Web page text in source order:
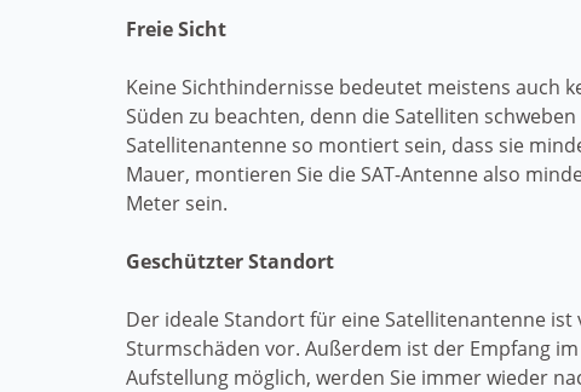
Freie Sicht
Keine Sichthindernisse bedeutet meistens auch
Süden zu beachten, denn die Satelliten
Satellitenantenne so montiert sein, dass sie
Mauer, montieren Sie die SAT-Antenne also
Meter sein.
Geschützter Standort
Der ideale Standort für eine Satellitenantenne
Sturmschäden vor. Außerdem ist der Empfang
Aufstellung möglich, werden Sie immer wieder